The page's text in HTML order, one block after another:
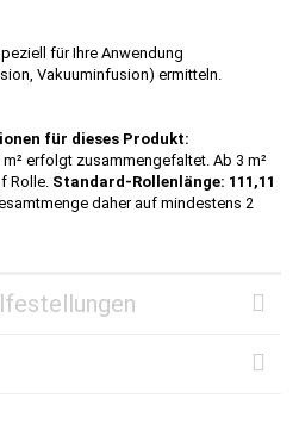
für Ihre Anwendung
Vakuuminfusion) ermitteln.
für dieses Produkt:
erfolgt zusammengefaltet. Ab 3 m²
Rolle. Standard-Rollenlänge: 111,11
daher auf mindestens 2